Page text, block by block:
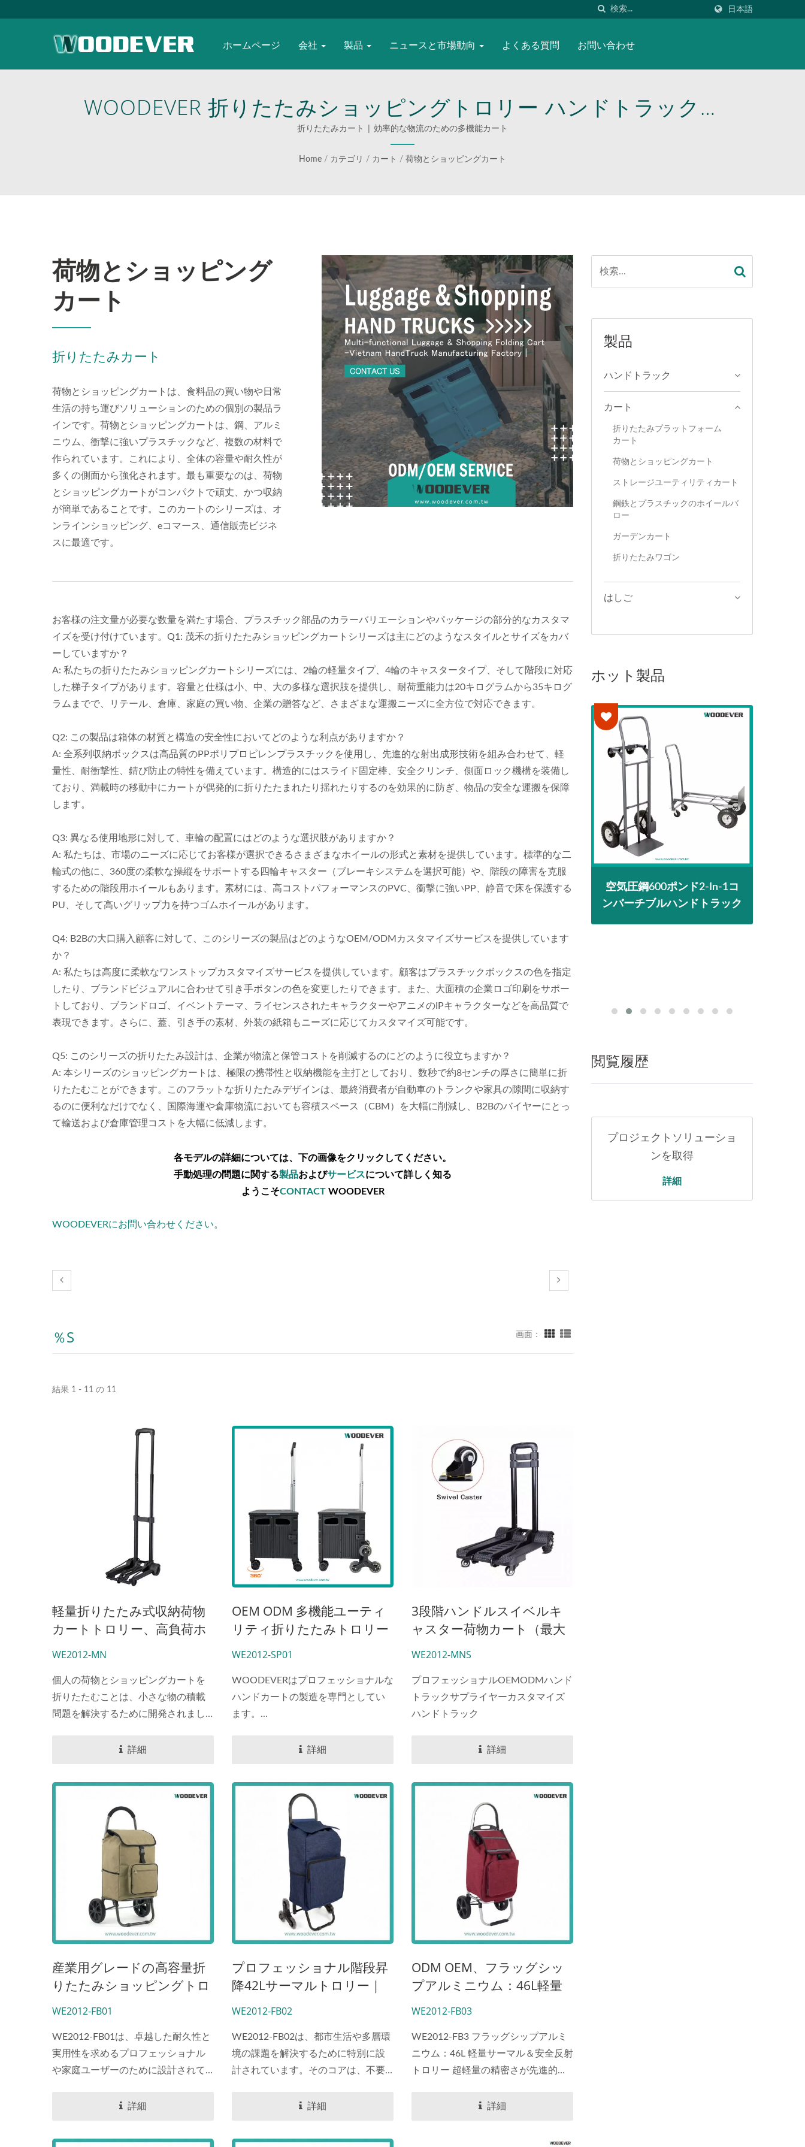
日本語
ホームページ 会社 製品 ニュースと市場動向 よくある質問 お問い合わせ
WOODEVER 折りたたみショッピングトロリー ハンドトラック、
荷物カート、旅行トロリー、キャンピングトロリーは、質の高いグ
ローバルB2Bワンストップサービスを提供します。ハンドトラック
たマテリアルハンドリング機器を発見する
折りたたみカート | 効率的な物流のための多機能カート
Home / カテゴリ / カート / 荷物とショッピングカート
荷物とショッピング
カート
折りたたみカート
荷物とショッピングカートは、食料品の買い物や日常
生活の持ち運びソリューションのための個別の製品ラ
インです。荷物とショッピングカートは、鋼、アルミ
ニウム、衝撃に強いプラスチックなど、複数の材料で
作られています。これにより、全体の容量や耐久性が
多くの側面から強化されます。最も重要なのは、荷物
とショッピングカートがコンパクトで頑丈、かつ収納
が簡単であることです。このカートのシリーズは、オ
ンラインショッピング、eコマース、通信販売ビジネ
スに最適です。
お客様の注文量が必要な数量を満たす場合、プラスチック部品のカラーバリエーションやパッケージの部分的なカスタマ
イズを受け付けています。Q1: 茂禾の折りたたみショッピングカートシリーズは主にどのようなスタイルとサイズをカバ
ーしていますか？
A: 私たちの折りたたみショッピングカートシリーズには、2輪の軽量タイプ、4輪のキャスタータイプ、そして階段に対応
した梯子タイプがあります。容量と仕様は小、中、大の多様な選択肢を提供し、耐荷重能力は20キログラムから35キログ
ラムまでで、リテール、倉庫、家庭の買い物、企業の贈答など、さまざまな運搬ニーズに全方位で対応できます。
Q2: この製品は箱体の材質と構造の安全性においてどのような利点がありますか？
A: 全系列収納ボックスは高品質のPPポリプロピレンプラスチックを使用し、先進的な射出成形技術を組み合わせて、軽
量性、耐衝撃性、錆び防止の特性を備えています。構造的にはスライド固定棒、安全クリンチ、側面ロック機構を装備し
ており、満載時の移動中にカートが偶発的に折りたたまれたり揺れたりするのを効果的に防ぎ、物品の安全な運搬を保障
します。
Q3: 異なる使用地形に対して、車輪の配置にはどのような選択肢がありますか？
A: 私たちは、市場のニーズに応じてお客様が選択できるさまざまなホイールの形式と素材を提供しています。標準的な二
輪式の他に、360度の柔軟な操縦をサポートする四輪キャスター（ブレーキシステムを選択可能）や、階段の障害を克服
するための階段用ホイールもあります。素材には、高コストパフォーマンスのPVC、衝撃に強いPP、静音で床を保護する
PU、そして高いグリップ力を持つゴムホイールがあります。
Q4: B2Bの大口購入顧客に対して、このシリーズの製品はどのようなOEM/ODMカスタマイズサービスを提供しています
か？
A: 私たちは高度に柔軟なワンストップカスタマイズサービスを提供しています。顧客はプラスチックボックスの色を指定
したり、ブランドビジュアルに合わせて引き手ボタンの色を変更したりできます。また、大面積の企業ロゴ印刷をサポー
トしており、ブランドロゴ、イベントテーマ、ライセンスされたキャラクターやアニメのIPキャラクターなどを高品質で
表現できます。さらに、蓋、引き手の素材、外装の紙箱もニーズに応じてカスタマイズ可能です。
Q5: このシリーズの折りたたみ設計は、企業が物流と保管コストを削減するのにどのように役立ちますか？
A: 本シリーズのショッピングカートは、極限の携帯性と収納機能を主打としており、数秒で約8センチの厚さに簡単に折
りたたむことができます。このフラットな折りたたみデザインは、最終消費者が自動車のトランクや家具の隙間に収納す
るのに便利なだけでなく、国際海運や倉庫物流においても容積スペース（CBM）を大幅に削減し、B2Bのバイヤーにとっ
て輸送および倉庫管理コストを大幅に低減します。
各モデルの詳細については、下の画像をクリックしてください。
手動処理の問題に関する製品およびサービスについて詳しく知る
ようこそCONTACTWOODEVER
WOODEVERにお問い合わせください。
％s 画面：
結果 1 - 11 の 11
軽量折りたたみ式収納荷物
カートトロリー、高負荷ホ
イール付きのワンストップ
WE2012-MN
個人の荷物とショッピングカートを
折りたたむことは、小さな物の積載
問題を解決するために開発されまし
詳細
OEM ODM 多機能ユーティ
リティ折りたたみトロリー
収納ボックス、階段昇降車
ータブルショッピングカー
トのカスタムサプライヤ
ー。
WE2012-SP01
WOODEVERはプロフェッショナルな
ハンドカートの製造を専門としてい
ます。...
詳細
3段階ハンドルスイベルキ
ャスター荷物カート（最大
50kg積載）プロフェッショ
ックサプライヤーカスタマ
イズハンドトラック
WE2012-MNS
プロフェッショナルOEMODMハンド
トラックサプライヤーカスタマイズ
ハンドトラック
詳細
産業用グレードの高容量折
りたたみショッピングトロ
リー多機能ユーティリティ
ックスポータブルショッピ
ングカート|ポータブルシ
ョッピングカート
WE2012-FB01
WE2012-FB01は、卓越した耐久性と
実用性を求めるプロフェッショナル
や家庭ユーザーのために設計されて
詳細
プロフェッショナル階段昇
降42Lサーマルトロリー｜
ポータブルショッピングカ
WE2012-FB02
WE2012-FB02は、都市生活や多層環
境の課題を解決するために特別に設
計されています。そのコアは、不要
提供するために設計された直径16mm
のハイライトは、先進的な三段階階
詳細
ODM OEM、フラッグシッ
プアルミニウム：46L軽量
サーマル＆安全反射トロリ
スポータブルショッピング
カート
WE2012-FB03
WE2012-FB3 フラッグシップアルミ
ニウム：46L 軽量サーマル＆安全反射
トロリー 超軽量の精密さが先進的な
グ体験を提供します。 WE2012-
詳細
製品
ハンドトラック
カート
折りたたみプラットフォーム
カート
荷物とショッピングカート
ストレージユーティリティカート
鋼鉄とプラスチックのホイールバ
ロー
ガーデンカート
折りたたみワゴン
はしご
ホット製品
軽量スチールハンドトラック
サプライヤー（60KG積載）-
OEMODMハンドトラックサ
プライヤーがカスタマイズし
たハンドトラック。
大プレート折りたたみスチー
ルハンドトラックメーカー
スキッド付きのスチール折り
空気圧鋼600ポンド2-In-1コ
ンバーチブルハンドトラック
閲覧履歴
プロジェクトソリューショ
ンを取得
詳細